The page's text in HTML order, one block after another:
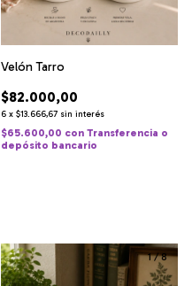
Velón Tarro
$82.000,00
6 x $13.666,67 sin interés
$65.600,00 con Transferencia o
depósito bancario
1/8